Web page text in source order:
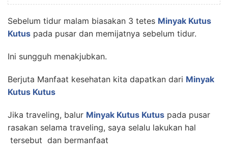
Sebelum tidur malam biasakan 3 tetes Minyak Kutus
Kutus pada pusar dan memijatnya sebelum tidur.
Ini sungguh menakjubkan.
Berjuta Manfaat kesehatan kita dapatkan dari Minyak
Kutus Kutus
Jika traveling, balur Minyak Kutus Kutus pada pusar
rasakan selama traveling, saya selalu lakukan hal
tersebut dan bermanfaat